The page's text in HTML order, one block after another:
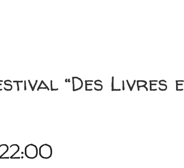
“Des Livres